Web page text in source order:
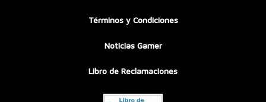
Términos y Condiciones
Noticias Gamer
Libro de Reclamaciones